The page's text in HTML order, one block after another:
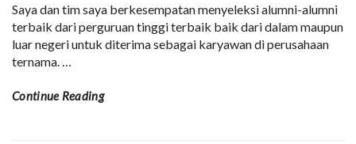
Saya dan tim saya berkesempatan menyeleksi alumni-alumni
terbaik dari perguruan tinggi terbaik baik dari dalam maupun
luar negeri untuk diterima sebagai karyawan di perusahaan
ternama.…
Continue Reading